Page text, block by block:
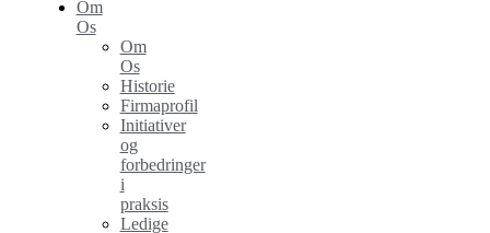
Om
Os
Om
Os
Historie
Firmaprofil
Initiativer
og
forbedringer
i
praksis
Ledige